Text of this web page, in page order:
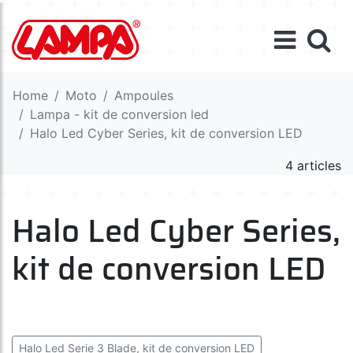
Home Moto
Ampoules
Lampa - kit de conversion led
Halo Led Cyber Series, kit de conversion LED
4 articles
Halo Led Cyber Series,
kit de conversion LED
Halo Led Serie 3 Blade, kit de conversion LED